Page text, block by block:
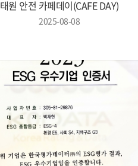
태원 안전 카페데이(CAFE DAY)
2025-08-08